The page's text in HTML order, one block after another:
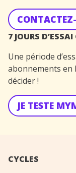
7 JOURS
Une période
abonnements en
décider !
JE TESTE
CYCLES